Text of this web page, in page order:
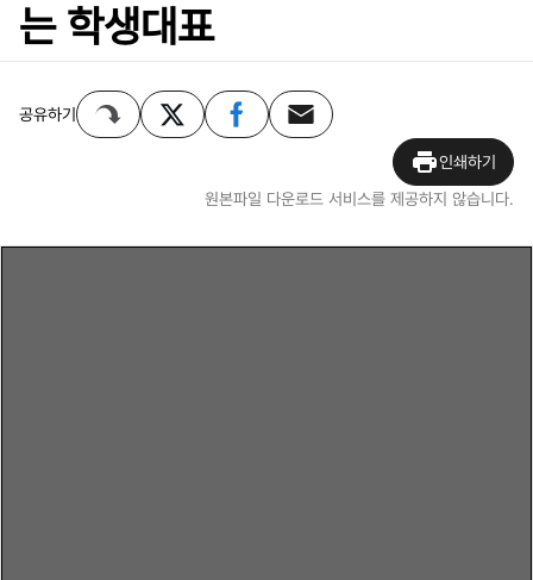
는 학생대표
공유하기
인쇄하기
원본파일 다운로드 서비스를 제공하지 않습니다.